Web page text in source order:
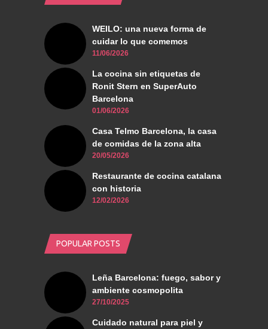
WEILO: una nueva forma de
cuidar lo que comemos
11/06/2026
La cocina sin etiquetas de
Ronit Stern en SuperAuto
Barcelona
01/06/2026
Casa Telmo Barcelona, la casa
de comidas de la zona alta
20/05/2026
Restaurante de cocina catalana
con historia
12/02/2026
POPULAR POSTS
Leña Barcelona: fuego, sabor y
ambiente cosmopolita
27/10/2025
Cuidado natural para piel y